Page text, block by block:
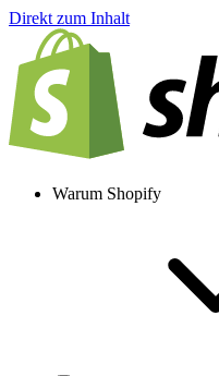
Direkt zum Inhalt
Warum Shopify